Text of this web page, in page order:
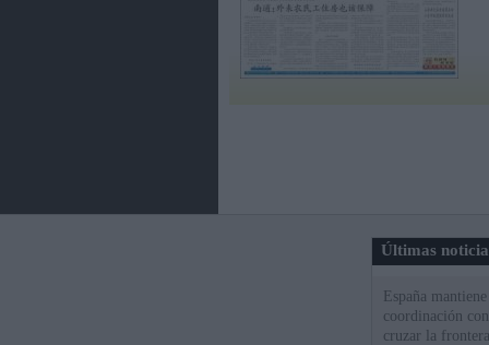
Últimas
España
coordinación
cruzar la